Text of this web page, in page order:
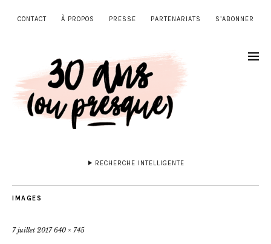
CONTACT À PROPOS PRESSE PARTENARIATS S’ABONNER
RECHERCHE INTELLIGENTE
IMAGES
7 juillet 2017 640 × 745